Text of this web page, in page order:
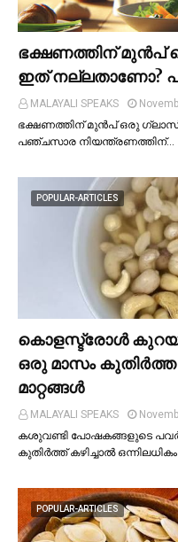
ഭക്ഷണത്തിന് മുന്‍പ്
ഇത് നല്ലതാണോ?
MALAYALI SPEAKS
ഭക്ഷണത്തിന് മുന്‍പ് ഒരു ഗ്ലാസ്
പഞ്ചസാര നിയന്ത്രണത്തിന്…
POPULAR-ARTICLES
കൊളസ്ട്രോള്‍
ഒരു മാസം കുതിര്‍ത്ത
മാറ്റങ്ങള്‍
MALAYALI SPEAKS
കശുവണ്ടി പോഷകങ്ങളുടെ
കുതിർത്ത് കഴിച്ചാല്‍
POPULAR-ARTICLES